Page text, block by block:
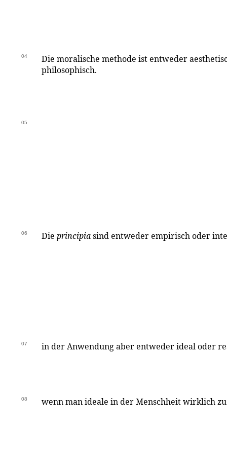
04
Die moralische methode ist entweder
philosophisch.
05
06 Die principiasind entweder empirisch oder
07 in der Anwendung aber entweder ideal oder
08 wenn man ideale in der Menschheit wirklich